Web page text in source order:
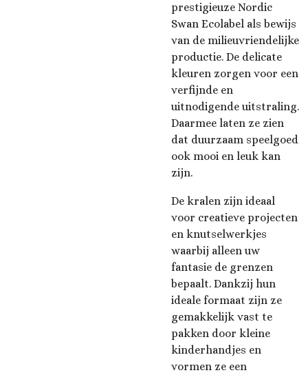
prestigieuze Nordic
Swan Ecolabel als bewijs
van de milieuvriendelijke
productie. De delicate
kleuren zorgen voor een
verfijnde en
uitnodigende uitstraling.
Daarmee laten ze zien
dat duurzaam speelgoed
ook mooi en leuk kan
zijn.
De kralen zijn ideaal
voor creatieve projecten
en knutselwerkjes
waarbij alleen uw
fantasie de grenzen
bepaalt. Dankzij hun
ideale formaat zijn ze
gemakkelijk vast te
pakken door kleine
kinderhandjes en
vormen ze een